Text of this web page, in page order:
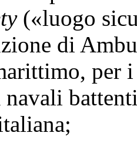
(«luogo
di
per